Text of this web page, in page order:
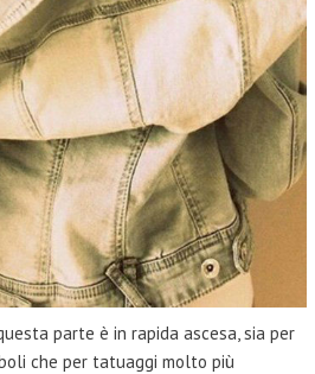
parte è in rapida ascesa, sia per
che per tatuaggi molto più